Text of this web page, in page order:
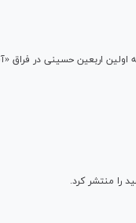
اولین اربعین حسینی در فراق